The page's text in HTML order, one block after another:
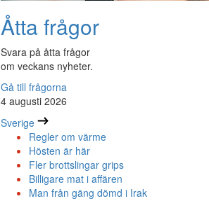
Åtta frågor
Svara på åtta frågor
om veckans nyheter.
Gå till frågorna
4 augusti 2026
Sverige
Regler om värme
Hösten är här
Fler brottslingar grips
Billigare mat i affären
Man från gäng dömd i Irak